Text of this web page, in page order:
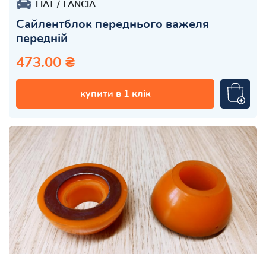
FIAT LANCIA
Сайлентблок переднього важеля
передній
473.00 ₴
купити в 1 клік